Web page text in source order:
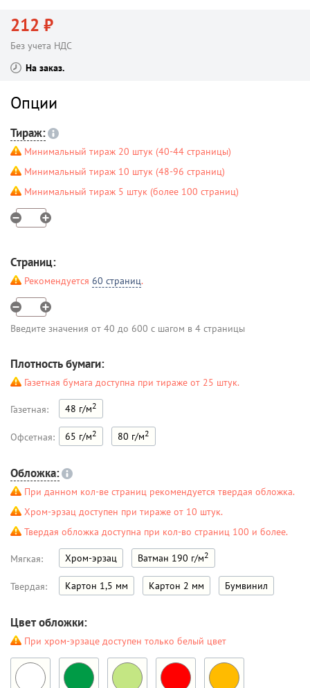
212 ₽
Без учета НДС
На заказ
Опции
Тираж:
Минимальный тираж 20 штук (40-44 страницы)
Минимальный тираж 10 штук (48-96 страниц)
Минимальный тираж 5 штук (более 100 страниц)
Страниц:
Рекомендуется 60 страниц.
Введите значения от 40 до 600 с шагом в 4 страницы
Плотность бумаги:
Газетная бумага доступна при тираже от 25 штук.
Газетная: 48 г/м2
Офсетная: 65 г/м2 80 г/м2
Обложка:
При данном кол-ве страниц рекомендуется твердая обложка.
Хром-эрзац доступен при тираже от 10 штук.
Твердая обложка доступна при кол-во страниц 100 и более.
Мягкая: Хром-эрзац Ватман 190 г/м2
Твердая: Картон 1,5 мм Картон 2 мм Бумвинил
Цвет обложки:
При хром-эрзаце доступен только белый цвет